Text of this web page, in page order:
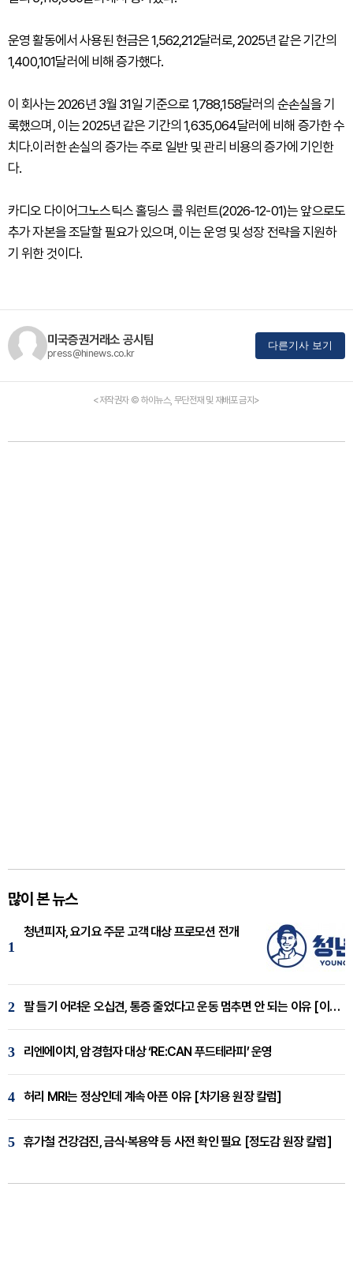
운영 활동에서 사용된 현금은 1,562,212달러로, 2025년 같은 기간의
1,400,101달러에 비해 증가했다.
이 회사는 2026년 3월 31일 기준으로 1,788,158달러의 순손실을 기
록했으며, 이는 2025년 같은 기간의 1,635,064달러에 비해 증가한 수
치다.이러한 손실의 증가는 주로 일반 및 관리 비용의 증가에 기인한
다.
카디오 다이어그노스틱스 홀딩스 콜 워런트(2026-12-01)는 앞으로도
추가 자본을 조달할 필요가 있으며, 이는 운영 및 성장 전략을 지원하
기 위한 것이다.
미국증권거래소 공시팀
press@hinews.co.kr
다른기사 보기
<저작권자 © 하이뉴스, 무단전재 및 재배포 금지>
많이 본 뉴스
1
청년피자, 요기요 주문 고객 대상 프로모션 전개
2 팔 들기 어려운 오십견, 통증 줄었다고 운동 멈추면 안 되는 이유 [이병욱 원장 칼럼]
3 리엔에이치, 암경험자 대상 ‘RE:CAN 푸드테라피’ 운영
4 허리 MRI는 정상인데 계속 아픈 이유 [차기용 원장 칼럼]
5 휴가철 건강검진, 금식·복용약 등 사전 확인 필요 [정도감 원장 칼럼]